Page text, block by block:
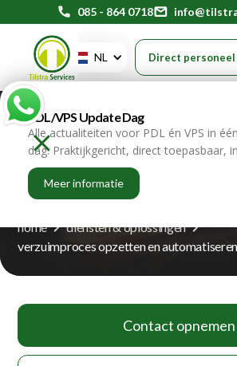
phone 085 - 864 0718mail
NL Direct personeel
PDL/VPS Update Dag
Alle actualiteiten voor PDL én VPS in
dag. Praktijkgericht, direct toepasbaar,
Meer informatie
Verzuimproces
automatiseren
home
diensten & oplossingen
verzuimproces opzetten en automatiseren
Contact opnemen